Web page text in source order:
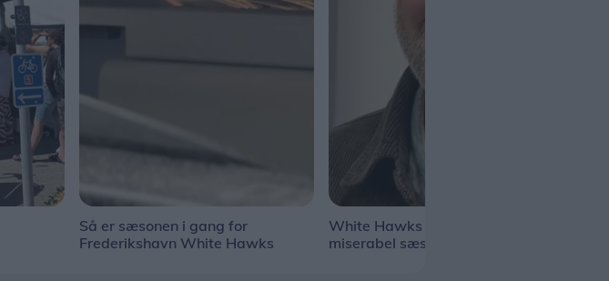
Så er sæsonen i gang for
Frederikshavn White Hawks
White Hawks skal revanchere
miserabel sæson